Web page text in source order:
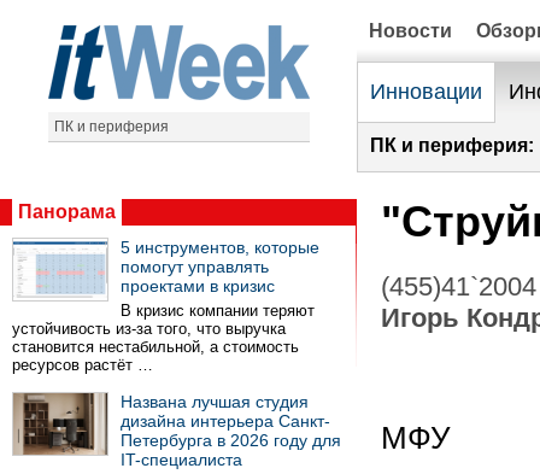
ПК и периферия
Новости
Инновации
ПК и периферия:
Панорама
5 инструментов, которые
помогут управлять
проектами в кризис
В кризис компании теряют
устойчивость из-за того, что выручка
становится нестабильной, а стоимость
ресурсов растёт …
Названа лучшая студия
дизайна интерьера Санкт-
Петербурга в 2026 году для
IT-специалиста
(455)41`2004
Игорь
МФУ